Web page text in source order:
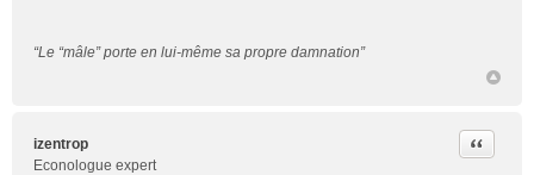
“Le “mâle” porte en lui-même sa propre damnation”
izentrop
Econologue expert
Citer